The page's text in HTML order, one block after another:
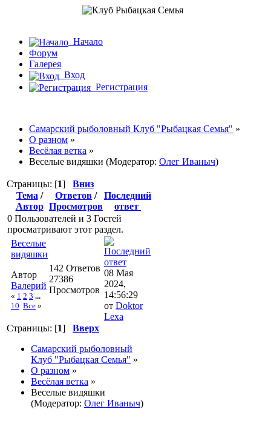
Начало
Форум
Галерея
Вход
Регистрация
Самарский рыболовный Клуб "Рыбацкая Семья" »
О разном »
Весёлая ветка »
Веселые видяшки (Модератор: Олег Иваныч)
Страницы: [1] Вниз
Тема /
Автор
Ответов /
Просмотров
Последний
ответ
0 Пользователей и 3 Гостей
просматривают этот раздел.
Веселые
видяшки
Автор
Валерий
« 1 2 3 ...
10 Все »
142 Ответов
27386
Просмотров
08 Мая
2024,
14:56:29
от Doktor
Lexa
Страницы: [1] Вверх
Самарский рыболовный
Клуб "Рыбацкая Семья" »
О разном »
Весёлая ветка »
Веселые видяшки
(Модератор: Олег Иваныч)